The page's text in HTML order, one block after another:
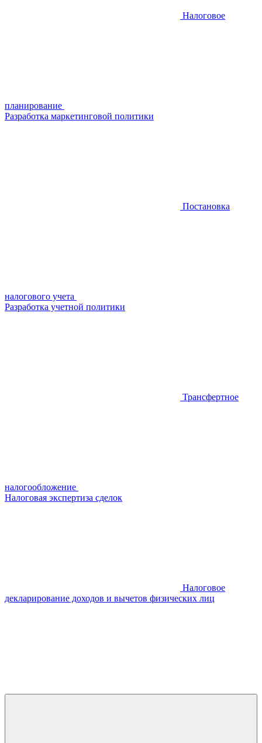
Налоговое
планирование
Разработка маркетинговой политики
Постановка
налогового учета
Разработка учетной политики
Трансфертное
налогообложение
Налоговая экспертиза сделок
Налоговое
декларирование доходов и вычетов физических лиц